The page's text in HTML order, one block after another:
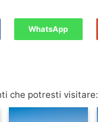
WhatsApp
che potresti visitare: